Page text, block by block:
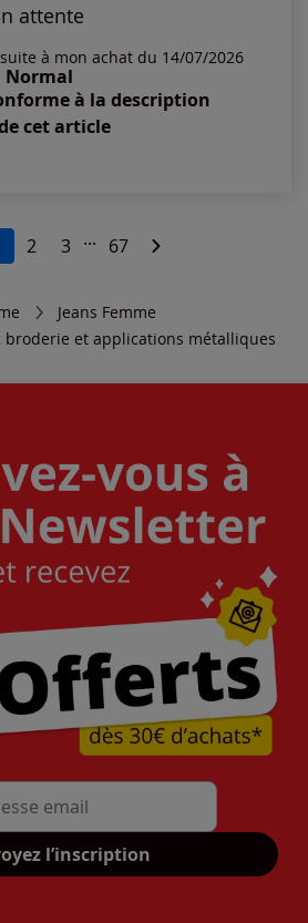
attente
à mon achat du 14/07/2026
Normal
à la description
cet article
2 3 ... 67
Jeans Femme
broderie et applications métalliques
Mon adresse mail
l’inscription